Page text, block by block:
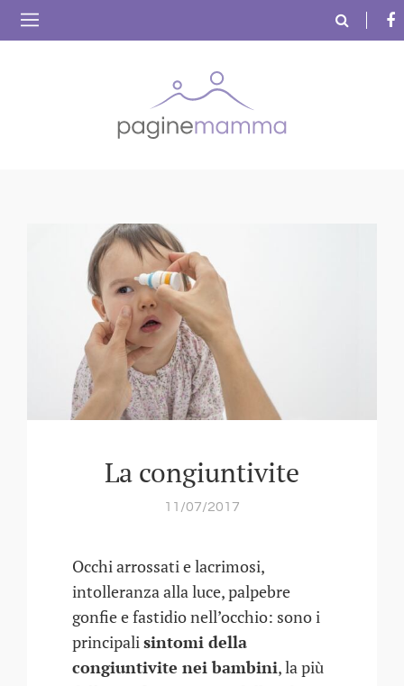
La congiuntivite
11/07/2017
Occhi arrossati e lacrimosi,
intolleranza alla luce, palpebre
gonfie e fastidio nell’occhio: sono i
principalisintomi della
congiuntivite nei bambini, la più